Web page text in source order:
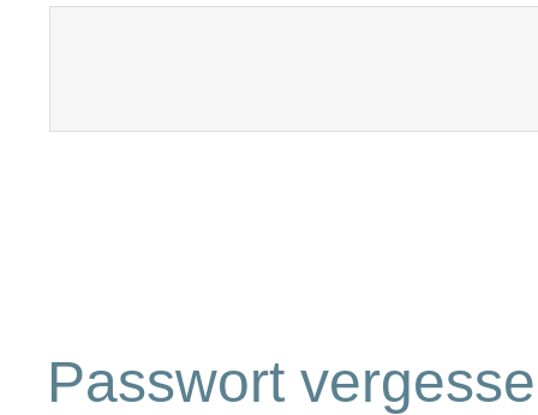
Passwort